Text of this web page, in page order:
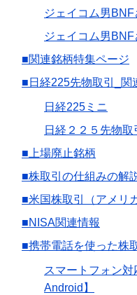
ジェイコム男
ジェイコム男
■関連銘柄特集ページ
■日経225先物取引_関
日経225ミニ
日経２２５先物取
■上場廃止銘柄
■株取引の仕組みの解
■米国株取引（アメリ
■NISA関連情報
■携帯電話を使った株
スマートフォン対
Android】